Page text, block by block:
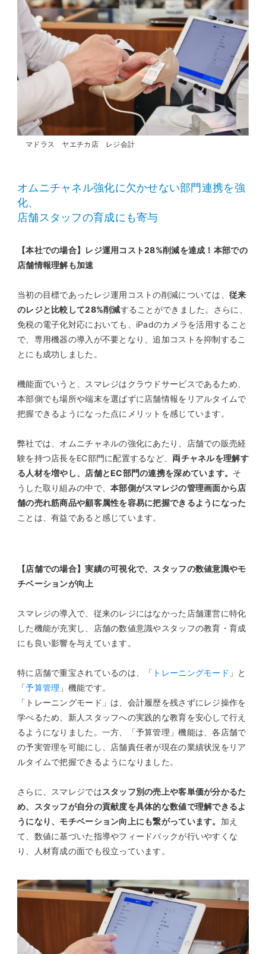
マドラス ヤエチカ店 レジ会計
オムニチャネル強化に欠かせない部門連携を強
化、
店舗スタッフの育成にも寄与
【本社での場合】レジ運用コスト28%削減を達成！本部での
店舗情報理解も加速
当初の目標であったレジ運用コストの削減については、 従来
のレジと比較して28%削減することができました。さらに、
免税の電子化対応においても、iPadのカメラを活用すること
で、専用機器の導入が不要となり、追加コストを抑制するこ
とにも成功しました。
機能面でいうと、スマレジはクラウドサービスであるため、
本部側でも場所や端末を選ばずに店舗情報をリアルタイムで
把握できるようになった点にメリットを感じています。
弊社では、オムニチャネルの強化にあたり、店舗での販売経
験を持つ店長をEC部門に配置するなど、 両チャネルを理解す
る人材を増やし、店舗とEC部門の連携を深めています。 そ
うした取り組みの中で、本部側がスマレジの管理画面から店
舗の売れ筋商品や顧客属性を容易に把握できるようになった
ことは、有益であると感じています。
【店舗での場合】実績の可視化で、スタッフの数値意識やモ
チベーションが向上
スマレジの導入で、従来のレジにはなかった店舗運営に特化
した機能が充実し、店舗の数値意識やスタッフの教育・育成
にも良い影響を与えています。
特に店舗で重宝されているのは、「 トレーニングモード 」と
「予算管理 」機能です。
「トレーニングモード」は、会計履歴を残さずにレジ操作を
学べるため、新人スタッフへの実践的な教育を安心して行え
るようになりました。一方、「予算管理」機能は、各店舗で
の予実管理を可能にし、店舗責任者が現在の業績状況をリア
ルタイムで把握できるようになりました。
さらに、スマレジではスタッフ別の売上や客単価が分かるた
め、スタッフが自分の貢献度を具体的な数値で理解できるよ
うになり、モチベーション向上にも繋がっています。 加え
て、数値に基づいた指導やフィードバックが行いやすくな
り、人材育成の面でも役立っています。